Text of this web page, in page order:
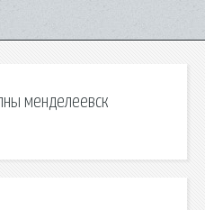
менделеевск